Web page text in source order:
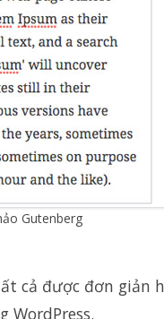
Gutenberg
cả được đơn giản